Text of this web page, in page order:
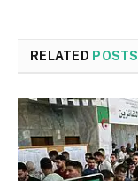
RELATED POSTS